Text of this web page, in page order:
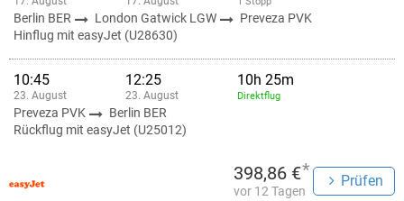
Berlin BER London Gatwick LGW
Preveza PVK
Hinflug mit easyJet (U28630)
10:45
23. August
12:25
23. August
10h 25m
Direktflug
Preveza PVK
Berlin BER
Rückflug mit easyJet (U25012)
398,86 €*
vor 12 Tagen
Prüfen